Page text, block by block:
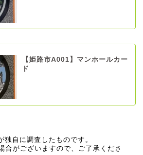
【姫路市A001】マンホールカー
ド
独自に調査したものです。
合がございますので、ご了承くださ